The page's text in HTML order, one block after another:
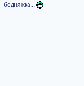
бедняжка...